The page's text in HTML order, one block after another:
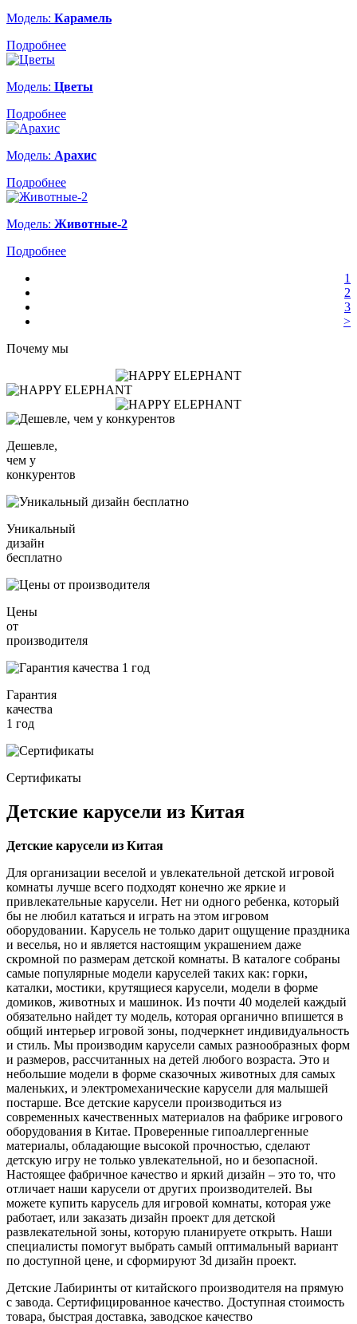
Модель: Карамель
Подробнее
Модель: Цветы
Подробнее
Модель: Арахис
Подробнее
Модель: Животные-2
Подробнее
1
2
3
>
Почему мы
Дешевле,
чем у
конкурентов
Уникальный
дизайн
бесплатно
Цены
от
производителя
Гарантия
качества
1 год
Сертификаты
Детские карусели из Китая
Детские карусели из Китая
Для организации веселой и увлекательной детской игровой
комнаты лучше всего подходят конечно же яркие и
привлекательные карусели. Нет ни одного ребенка, который
бы не любил кататься и играть на этом игровом
оборудовании. Карусель не только дарит ощущение праздника
и веселья, но и является настоящим украшением даже
скромной по размерам детской комнаты. В каталоге собраны
самые популярные модели каруселей таких как: горки,
каталки, мостики, крутящиеся карусели, модели в форме
домиков, животных и машинок. Из почти 40 моделей каждый
обязательно найдет ту модель, которая органично впишется в
общий интерьер игровой зоны, подчеркнет индивидуальность
и стиль. Мы производим карусели самых разнообразных форм
и размеров, рассчитанных на детей любого возраста. Это и
небольшие модели в форме сказочных животных для самых
маленьких, и электромеханические карусели для малышей
постарше. Все детские карусели производиться из
современных качественных материалов на фабрике игрового
оборудования в Китае. Проверенные гипоаллергенные
материалы, обладающие высокой прочностью, сделают
детскую игру не только увлекательной, но и безопасной.
Настоящее фабричное качество и яркий дизайн – это то, что
отличает наши карусели от других производителей. Вы
можете купить карусель для игровой комнаты, которая уже
работает, или заказать дизайн проект для детской
развлекательной зоны, которую планируете открыть. Наши
специалисты помогут выбрать самый оптимальный вариант
по доступной цене, и сформируют 3d дизайн проект.
Детские Лабиринты от китайского производителя на прямую
с завода. Сертифицированное качество. Доступная стоимость
товара, быстрая доставка, заводское качество